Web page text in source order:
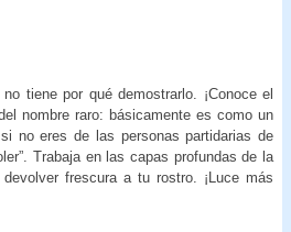
tiene por qué demostrarlo. ¡Conoce el
nombre raro: básicamente es como un
no eres de las personas partidarias de
Trabaja en las capas profundas de la
frescura a tu rostro. ¡Luce más